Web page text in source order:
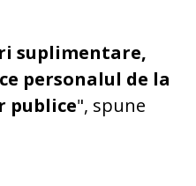
suplimentare,
personalul de la
publice", spune